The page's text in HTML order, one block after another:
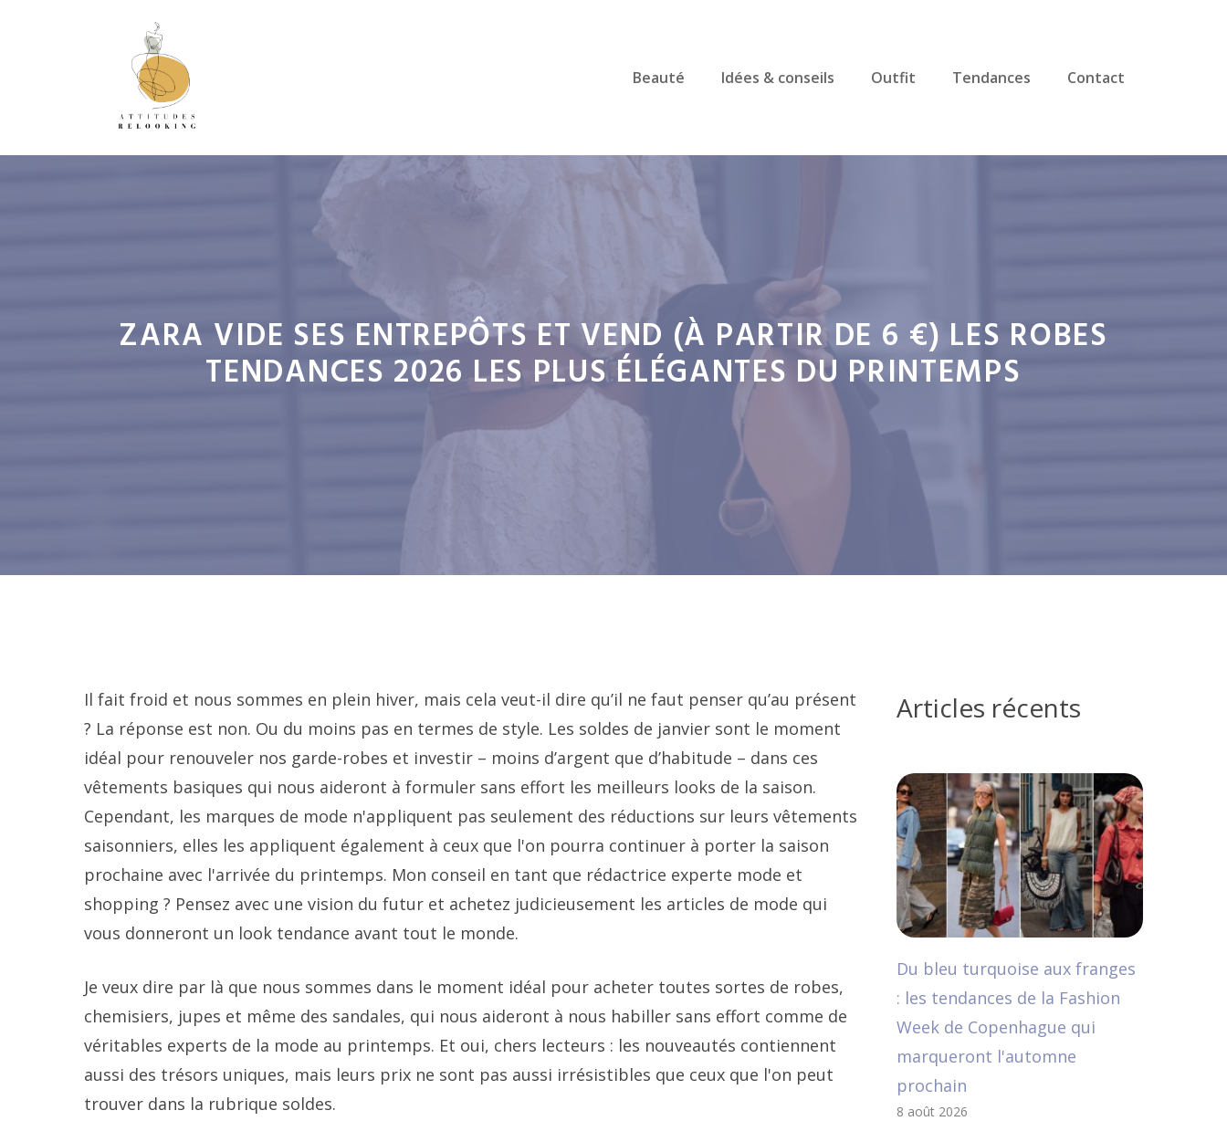
Beauté Idées & conseils Outfit Tendances Contact
ZARA VIDE SES ENTREPÔTS ET VEND (À PARTIR DE 6 €) LES ROBES
TENDANCES 2026 LES PLUS ÉLÉGANTES DU PRINTEMPS
Il fait froid et nous sommes en plein hiver, mais cela veut-il dire qu’il ne faut penser qu’au présent
? La réponse est non. Ou du moins pas en termes de style. Les soldes de janvier sont le moment
idéal pour renouveler nos garde-robes et investir – moins d’argent que d’habitude – dans ces
vêtements basiques qui nous aideront à formuler sans effort les meilleurs looks de la saison.
Cependant, les marques de mode n'appliquent pas seulement des réductions sur leurs vêtements
saisonniers, elles les appliquent également à ceux que l'on pourra continuer à porter la saison
prochaine avec l'arrivée du printemps. Mon conseil en tant que rédactrice experte mode et
shopping ? Pensez avec une vision du futur et achetez judicieusement les articles de mode qui
vous donneront un look tendance avant tout le monde.
Je veux dire par là que nous sommes dans le moment idéal pour acheter toutes sortes de robes,
chemisiers, jupes et même des sandales, qui nous aideront à nous habiller sans effort comme de
véritables experts de la mode au printemps. Et oui, chers lecteurs : les nouveautés contiennent
aussi des trésors uniques, mais leurs prix ne sont pas aussi irrésistibles que ceux que l'on peut
trouver dans la rubrique soldes.
Articles récents
Du bleu turquoise aux franges
: les tendances de la Fashion
Week de Copenhague qui
marqueront l'automne
prochain
8 août 2026